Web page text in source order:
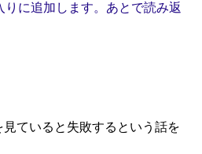
に追加します。あとで読み返
ていると失敗するという話を